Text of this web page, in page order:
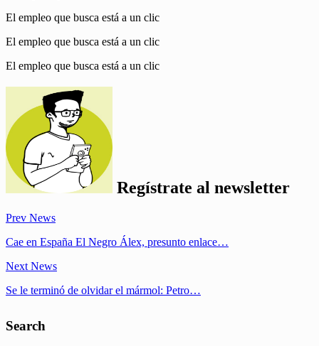
El empleo que busca está a un clic
El empleo que busca está a un clic
El empleo que busca está a un clic
Regístrate al newsletter
Prev News
Cae en España El Negro Álex, presunto enlace…
Next News
Se le terminó de olvidar el mármol: Petro…
Search